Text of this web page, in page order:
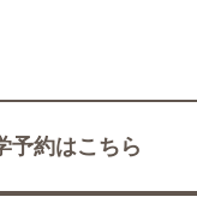
予約はこちら